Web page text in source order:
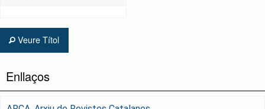
Veure Títol
Enllaços